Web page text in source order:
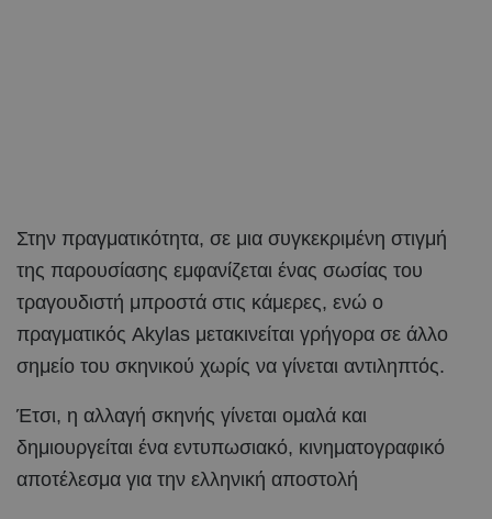
Στην πραγματικότητα, σε μια συγκεκριμένη στιγμή
της παρουσίασης εμφανίζεται ένας σωσίας του
τραγουδιστή μπροστά στις κάμερες, ενώ ο
πραγματικός Akylas μετακινείται γρήγορα σε άλλο
σημείο του σκηνικού χωρίς να γίνεται αντιληπτός.
Έτσι, η αλλαγή σκηνής γίνεται ομαλά και
δημιουργείται ένα εντυπωσιακό, κινηματογραφικό
αποτέλεσμα για την ελληνική αποστολή